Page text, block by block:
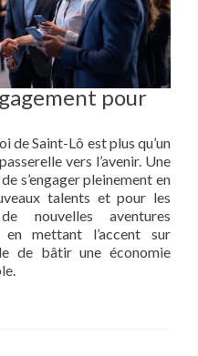
pour
de Saint-Lô est plus qu’un
vers l’avenir. Une
s’engager pleinement en
talents et pour les
nouvelles aventures
en mettant l’accent sur
de bâtir une économie